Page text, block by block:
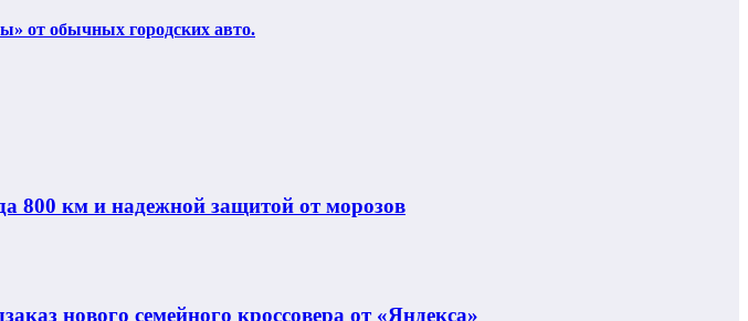
от обычных городских авто.
800 км и надежной защитой от морозов
нового семейного кроссовера от «Яндекса»